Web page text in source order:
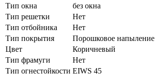
Тип окна
без окна
Тип решетки
Нет
Тип отбойника
Нет
Тип покрытия
Порошковое напыление
Цвет
Коричневый
Тип фрамуги
Нет
Тип огнестойкости EIWS 45